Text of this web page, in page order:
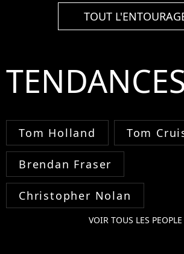
TOUT
TENDANCES
Tom Holland Tom
Brendan Fraser
Christopher Nolan
VOIR TOUS LES PEOPLE